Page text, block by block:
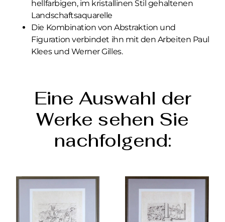
hellfarbigen, im kristallinen Stil gehaltenen
Landschaftsaquarelle
Die Kombination von Abstraktion und
Figuration verbindet ihn mit den Arbeiten Paul
Klees und Werner Gilles.
Eine Auswahl der
Werke sehen Sie
nachfolgend: